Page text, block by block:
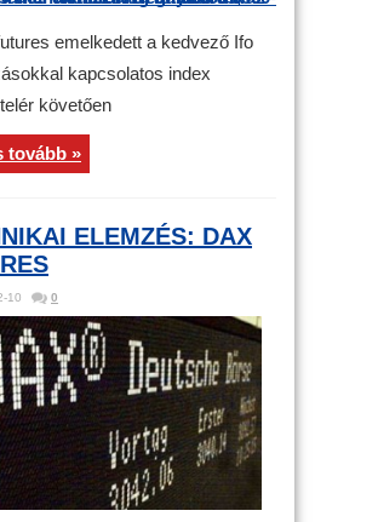
emelkedett a kedvező Ifo
kapcsolatos index
követően
tovább »
ELEMZÉS: DAX
10 0